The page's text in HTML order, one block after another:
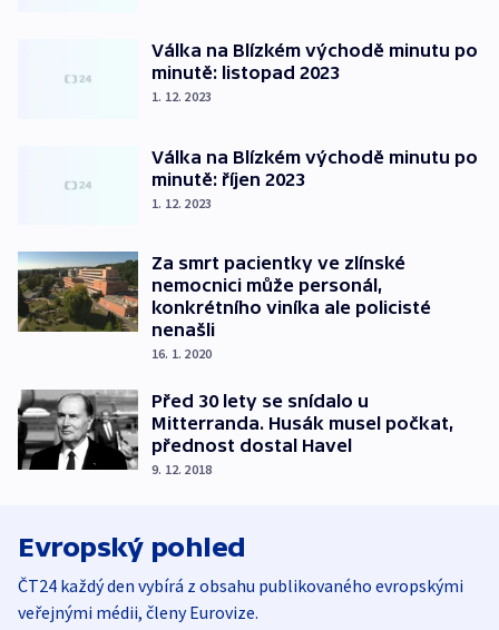
Válka na Blízkém východě minutu po
minutě: listopad 2023
1. 12. 2023
Válka na Blízkém východě minutu po
minutě: říjen 2023
1. 12. 2023
Za smrt pacientky ve zlínské
nemocnici může personál,
konkrétního viníka ale policisté
nenašli
16. 1. 2020
Před 30 lety se snídalo u
Mitterranda. Husák musel počkat,
přednost dostal Havel
9. 12. 2018
Evropský pohled
ČT24 každý den vybírá z obsahu publikovaného evropskými
veřejnými médii, členy Eurovize.